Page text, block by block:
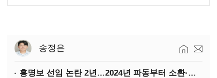
송정은
홍명보 선임 논란 2년…2024년 파동부터 소환·압색까지